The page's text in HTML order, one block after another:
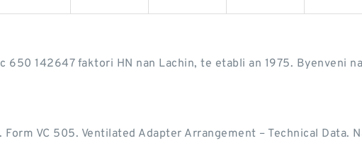
142647 faktori HN nan Lachin, te etabli an 1975. Byenveni
VC 505. Ventilated Adapter Arrangement – Technical Data.